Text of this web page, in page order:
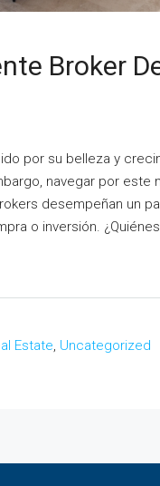
Broker
por su belleza y
navegar por este
desempeñan un
o inversión.
Estate, Uncategorized